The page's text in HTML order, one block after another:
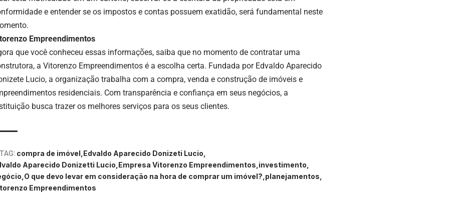
e entender se os impostos e contas possuem exatidão, será fundamental neste
Empreendimentos
que você conheceu essas informações, saiba que no momento de contratar uma
a Vitorenzo Empreendimentos é a escolha certa. Fundada por Edvaldo Aparecido
Lucio, a organização trabalha com a compra, venda e construção de imóveis e
residenciais. Com transparência e confiança em seus negócios, a
busca trazer os melhores serviços para os seus clientes.
TAG: compra de imóvel Edvaldo Aparecido Donizeti Lucio
Aparecido Donizetti Lucio Empresa Vitorenzo Empreendimentos investimento
O que devo levar em consideração na hora de comprar um imóvel? planejamentos
Empreendimentos